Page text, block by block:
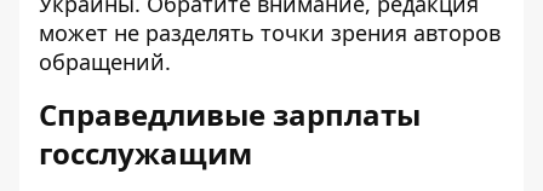
может не разделять точки зрения авторов
обращений.
Справедливые зарплаты
госслужащим